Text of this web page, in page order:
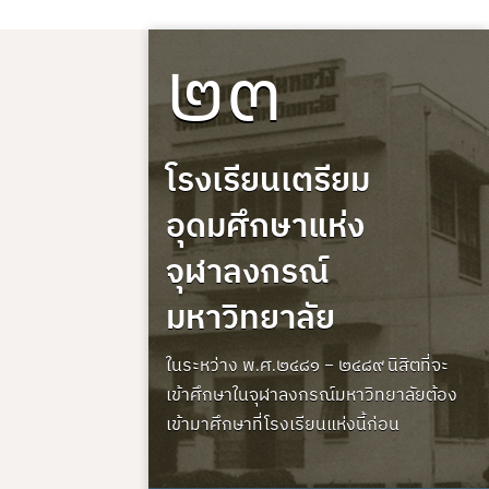
โรงเรียนเตรียม
อุดมศึกษาแห่ง
จุฬาลงกรณ์
มหาวิทยาลัย
ในระหว่าง พ.ศ.๒๔๘๑ – ๒๔๘๙ นิสิตที่จะ
เข้าศึกษาในจุฬาลงกรณ์มหาวิทยาลัยต้อง
เข้ามาศึกษาที่โรงเรียนแห่งนี้ก่อน
๒๓